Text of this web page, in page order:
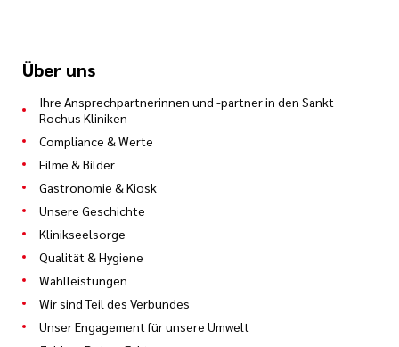
Über uns
Ihre Ansprechpartnerinnen und -partner in den Sankt
Rochus Kliniken
Compliance & Werte
Filme & Bilder
Gastronomie & Kiosk
Unsere Geschichte
Klinikseelsorge
Qualität & Hygiene
Wahlleistungen
Wir sind Teil des Verbundes
Unser Engagement für unsere Umwelt